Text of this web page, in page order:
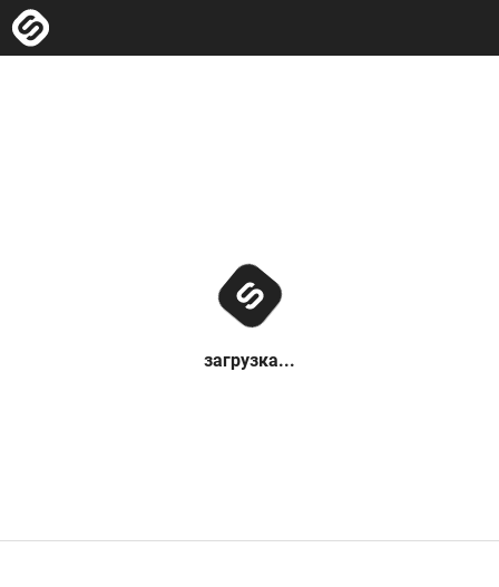
загрузка...